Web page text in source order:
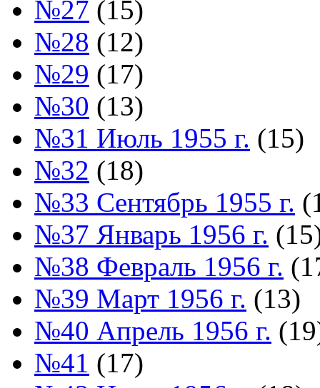
№27 (15)
№28 (12)
№29 (17)
№30 (13)
№31 Июль 1955 г. (15)
№32 (18)
№33 Сентябрь 1955 г.
№37 Январь 1956 г.
№38 Февраль 1956 г.
№39 Март 1956 г. (13)
№40 Апрель 1956 г.
№41 (17)